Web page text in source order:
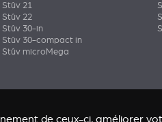
Stûv 21
Stûv 22
Stûv 30-in
Stûv 30-compact in
Stûv microMega
de ceux-ci, améliorer